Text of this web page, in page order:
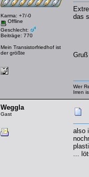
Karma: +7/-0
Offline
Geschlecht:
Beiträge: 770
Mein Transistorfriedhof ist
der größte
das
Wer
Irren
Weggla
Gast
also
...